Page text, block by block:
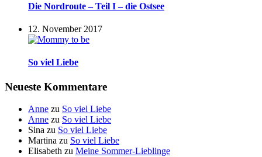
Die Nordroute – Teil I – die Ostsee
12. November 2017
So viel Liebe
Neueste Kommentare
Anne zu So viel Liebe
Anne zu So viel Liebe
Sina zu So viel Liebe
Martina zu So viel Liebe
Elisabeth zu Meine Sommer-Lieblinge